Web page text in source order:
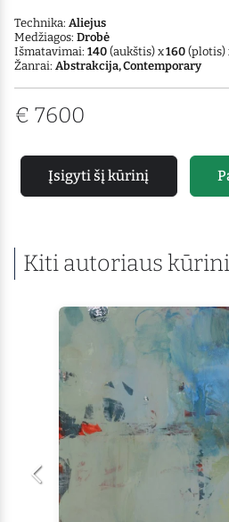
Technika: Aliejus
Medžiagos: Drobė
Išmatavimai: 140 (aukštis) x160 (plotis)
Žanrai: Abstrakcija, Contemporary
€ 7600
Įsigyti šį kūrinį
Kiti autoriaus